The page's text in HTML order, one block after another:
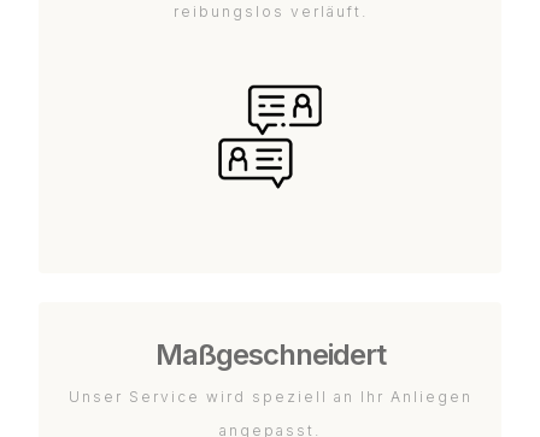
reibungslos verläuft.
Maßgeschneidert
Unser Service wird speziell an Ihr Anliegen
angepasst.